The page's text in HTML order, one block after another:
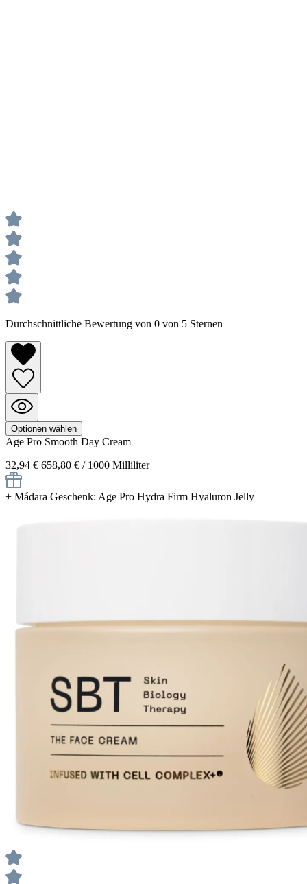
Durchschnittliche Bewertung von 0 von 5 Sternen
Optionen wählen
Age Pro Smooth Day Cream
32,94 € 658,80 € / 1000 Milliliter
+ Mádara Geschenk: Age Pro Hydra Firm Hyaluron Jelly